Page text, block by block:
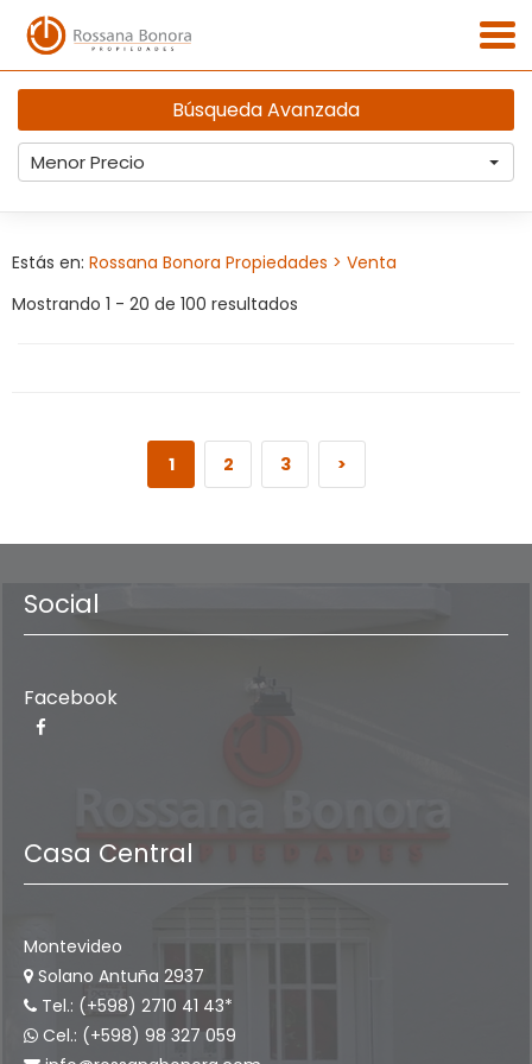
Búsqueda Avanzada
Menor Precio
Estás en: Rossana Bonora Propiedades > Venta
Mostrando 1 - 20 de 100 resultados
1 2 3 >
Social
Facebook
Casa Central
Montevideo
Solano Antuña 2937
Tel.: (+598) 2710 41 43*
Cel.: (+598) 98 327 059